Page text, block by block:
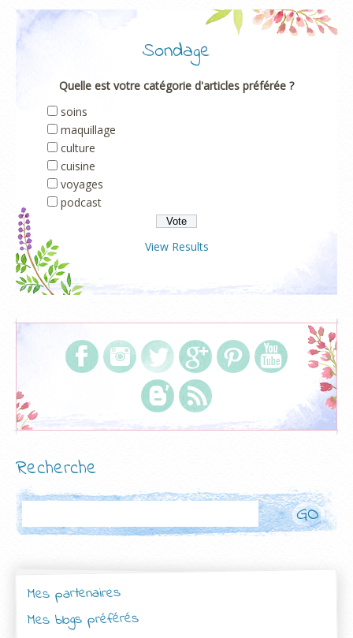
Sondage
Quelle est votre catégorie d'articles préférée ?
soins
maquillage
culture
cuisine
voyages
podcast
View Results
Recherche
Mes partenaires
Mes blogs préférés